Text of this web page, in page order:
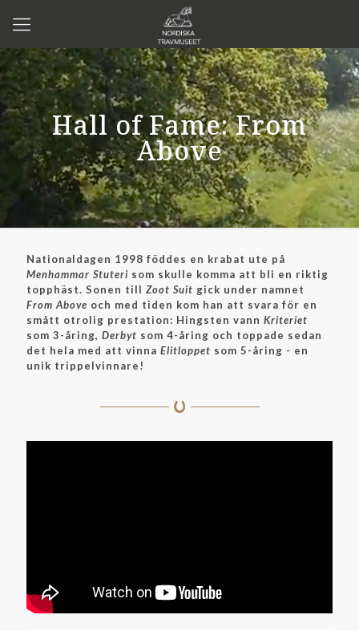
Hall of Fame: From
Above
Nationaldagen 1998 föddes en krabat ute på
Menhammar Stuteri som skulle komma att bli en riktig
topphäst. Sonen till Zoot Suit gick under namnet
From Above och med tiden kom han att svara för en
smått otrolig prestation: Hingsten vann Kriteriet
som 3-åring, Derbyt som 4-åring och toppade sedan
det hela med att vinna Elitloppet som 5-åring - en
unik trippelvinnare!